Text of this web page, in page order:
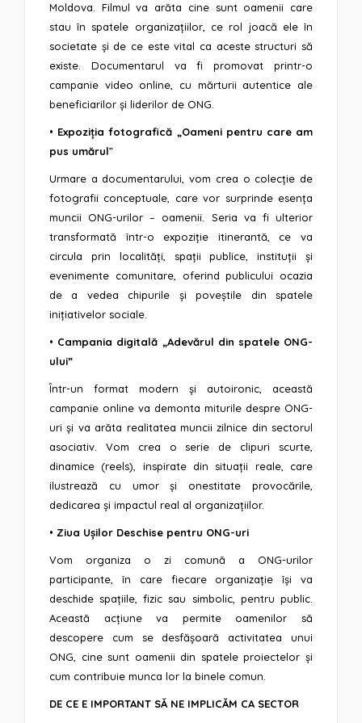
Moldova. Filmul va arăta cine sunt oamenii care
stau în spatele organizațiilor, ce rol joacă ele în
societate și de ce este vital ca aceste structuri să
existe. Documentarul va fi promovat printr-o
campanie video online, cu mărturii autentice ale
beneficiarilor și liderilor de ONG.
• Expoziția fotografică „Oameni pentru care am
pus umărul”
Urmare a documentarului, vom crea o colecție de
fotografii conceptuale, care vor surprinde esența
muncii ONG-urilor – oamenii. Seria va fi ulterior
transformată într-o expoziție itinerantă, ce va
circula prin localități, spații publice, instituții și
evenimente comunitare, oferind publicului ocazia
de a vedea chipurile și poveștile din spatele
inițiativelor sociale.
• Campania digitală „Adevărul din spatele ONG-
ului”
Într-un format modern și autoironic, această
campanie online va demonta miturile despre ONG-
uri și va arăta realitatea muncii zilnice din sectorul
asociativ. Vom crea o serie de clipuri scurte,
dinamice (reels), inspirate din situații reale, care
ilustrează cu umor și onestitate provocările,
dedicarea și impactul real al organizațiilor.
• Ziua Ușilor Deschise pentru ONG-uri
Vom organiza o zi comună a ONG-urilor
participante, în care fiecare organizație își va
deschide spațiile, fizic sau simbolic, pentru public.
Această acțiune va permite oamenilor să
descopere cum se desfășoară activitatea unui
ONG, cine sunt oamenii din spatele proiectelor și
cum contribuie munca lor la binele comun.
DE CE E IMPORTANT SĂ NE IMPLICĂM CA SECTOR